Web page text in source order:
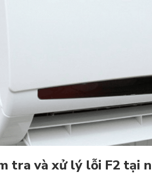
tra và xử lý lỗi F2 tại